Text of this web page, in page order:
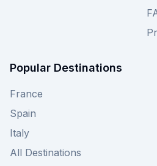
Popular Destinations
France
Spain
Italy
All Destinations